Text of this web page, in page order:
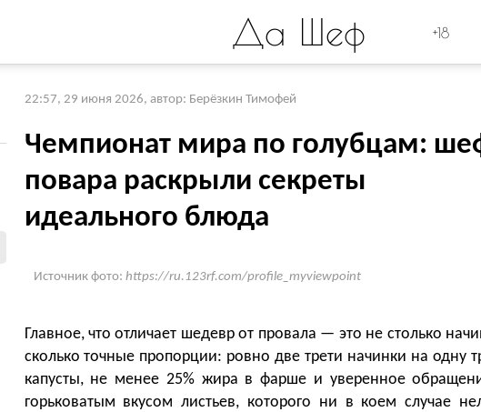
Да Шеф +18
22:57, 29 июня 2026, автор: Берёзкин Тимофей
Чемпионат мира по голубцам:
повара раскрыли секреты
идеального блюда
Источник фото: https://ru.123rf.com/profile_myviewpoint
Главное, что отличает шедевр от провала — это не столько
сколько точные пропорции: ровно две трети начинки на одну
капусты, не менее 25% жира в фарше и уверенное
горьковатым вкусом листьев, которого ни в коем случае